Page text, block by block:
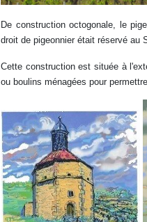
De construction octogonale, le
droit de pigeonnier était réservé au
Cette construction est située à
ou boulins ménagées pour